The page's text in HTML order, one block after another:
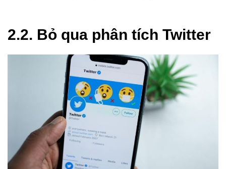
2.2. Bỏ qua phân tích Twitter